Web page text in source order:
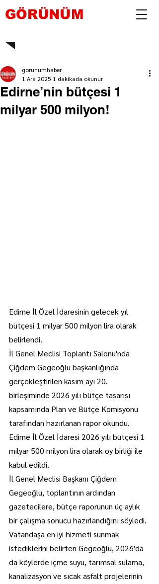
GÖRÜNÜM
Edirne’nin bütçesi 1
milyar 500 milyon!
gorunumhaber
1 Ara 2025 1 dakikada okunur
Edirne İl Özel İdaresinin gelecek yıl
bütçesi 1 milyar 500 milyon lira olarak
belirlendi.
İl Genel Meclisi Toplantı Salonu'nda
Çiğdem Gegeoğlu başkanlığında
gerçekleştirilen kasım ayı 20.
birleşiminde 2026 yılı bütçe tasarısı
kapsamında Plan ve Bütçe Komisyonu
tarafından hazırlanan rapor okundu.
Edirne İl Özel İdaresi 2026 yılı bütçesi 1
milyar 500 milyon lira olarak oy birliği ile
kabul edildi.
İl Genel Meclisi Başkanı Çiğdem
Gegeoğlu, toplantının ardından
gazetecilere, bütçe raporunun üç aylık
bir çalışma sonucu hazırlandığını söyledi.
Vatandaşa en iyi hizmeti sunmak
istediklerini belirten Gegeoğlu, 2026'da
da köylerde içme suyu, tarımsal sulama,
kanalizasyon ve sıcak asfalt projelerinin